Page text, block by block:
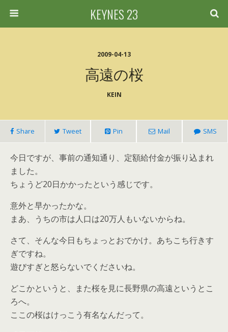
KEYNES 23
2009-04-13
高遠の桜
KEIN
Share Tweet Pin Mail SMS
今日ですが、事前の通知通り、定額給付金が振り込まれ
ました。
ちょうど20日かかったという感じです。
意外と早かったかな。
まあ、うちの市は人口は20万人もいないからね。
さて、そんな今日もちょっとおでかけ。あちこち行きす
ぎですね。
遊びすぎと怒らないでくださいね。
どこかというと、また桜を見に長野県の高遠というとこ
ろへ。
ここの桜はけっこう有名なんだって。